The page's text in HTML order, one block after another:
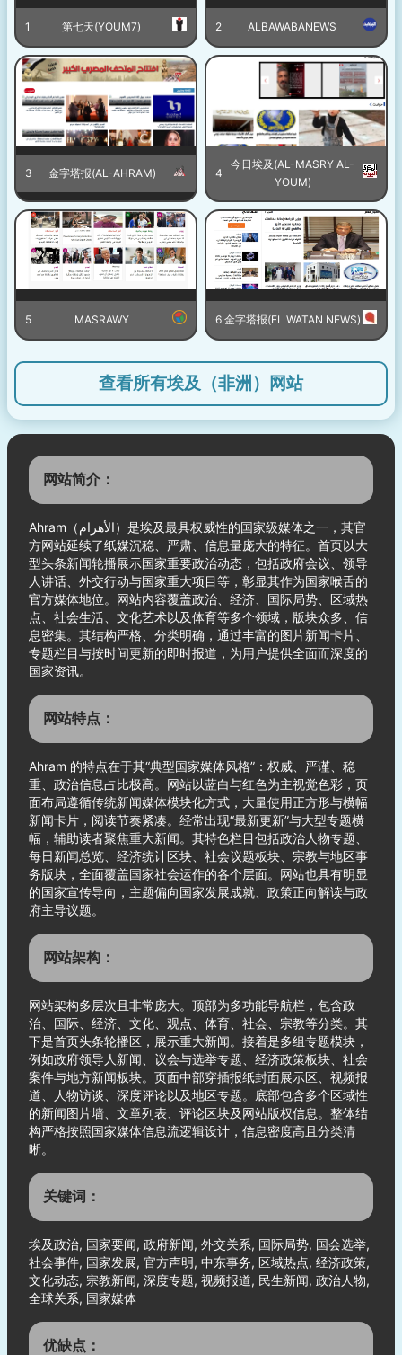
1 第七天(YOUM7) 2 ALBAWABANEWS
3 金字塔报(AL-AHRAM) 4
今日埃及(AL-MASRY AL-
YOUM)
5 MASRAWY 6 金字塔报(EL WATAN NEWS)
查看所有埃及（非洲）网站
网站简介：
Ahram（الأهرام）是埃及最具权威性的国家级媒体之一，其官
方网站延续了纸媒沉稳、严肃、信息量庞大的特征。首页以大
型头条新闻轮播展示国家重要政治动态，包括政府会议、领导
人讲话、外交行动与国家重大项目等，彰显其作为国家喉舌的
官方媒体地位。网站内容覆盖政治、经济、国际局势、区域热
点、社会生活、文化艺术以及体育等多个领域，版块众多、信
息密集。其结构严格、分类明确，通过丰富的图片新闻卡片、
专题栏目与按时间更新的即时报道，为用户提供全面而深度的
国家资讯。
网站特点：
Ahram 的特点在于其“典型国家媒体风格”：权威、严谨、稳
重、政治信息占比极高。网站以蓝白与红色为主视觉色彩，页
面布局遵循传统新闻媒体模块化方式，大量使用正方形与横幅
新闻卡片，阅读节奏紧凑。经常出现“最新更新”与大型专题横
幅，辅助读者聚焦重大新闻。其特色栏目包括政治人物专题、
每日新闻总览、经济统计区块、社会议题板块、宗教与地区事
务版块，全面覆盖国家社会运作的各个层面。网站也具有明显
的国家宣传导向，主题偏向国家发展成就、政策正向解读与政
府主导议题。
网站架构：
网站架构多层次且非常庞大。顶部为多功能导航栏，包含政
治、国际、经济、文化、观点、体育、社会、宗教等分类。其
下是首页头条轮播区，展示重大新闻。接着是多组专题模块，
例如政府领导人新闻、议会与选举专题、经济政策板块、社会
案件与地方新闻板块。页面中部穿插报纸封面展示区、视频报
道、人物访谈、深度评论以及地区专题。底部包含多个区域性
的新闻图片墙、文章列表、评论区块及网站版权信息。整体结
构严格按照国家媒体信息流逻辑设计，信息密度高且分类清
晰。
关键词：
埃及政治, 国家要闻, 政府新闻, 外交关系, 国际局势, 国会选举,
社会事件, 国家发展, 官方声明, 中东事务, 区域热点, 经济政策,
文化动态, 宗教新闻, 深度专题, 视频报道, 民生新闻, 政治人物,
全球关系, 国家媒体
优缺点：